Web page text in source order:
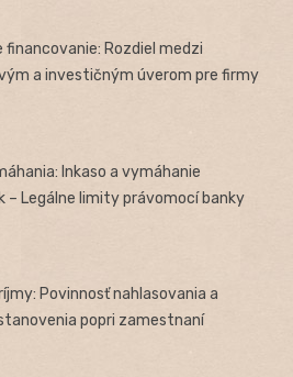
financovanie: Rozdiel medzi
a investičným úverom pre firmy
Inkaso a vymáhanie
– Legálne limity právomocí banky
Povinnosť nahlasovania a
popri zamestnaní